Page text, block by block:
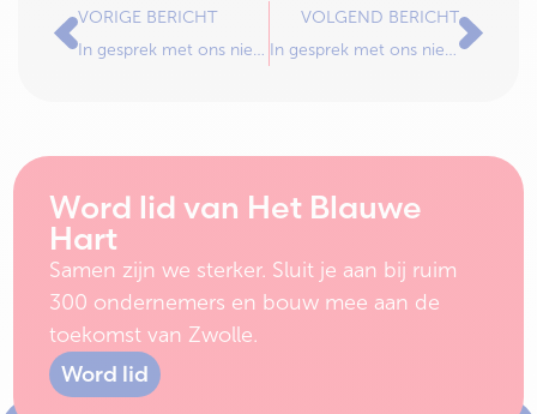
VORIGE BERICHT VOLGEND BERICHT
Word lid van Het Blauwe
Hart
Samen zijn we sterker. Sluit je aan bij ruim
300 ondernemers en bouw mee aan de
toekomst van Zwolle.
Word lid